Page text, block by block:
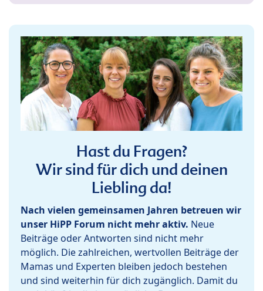
Hast du Fragen?
Wir sind für dich und deinen
Liebling da!
Nach vielen gemeinsamen Jahren betreuen wir
unser HiPP Forum nicht mehr aktiv. Neue
Beiträge oder Antworten sind nicht mehr
möglich. Die zahlreichen, wertvollen Beiträge der
Mamas und Experten bleiben jedoch bestehen
und sind weiterhin für dich zugänglich. Damit du